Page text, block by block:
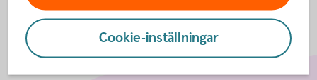
Cookie-inställningar